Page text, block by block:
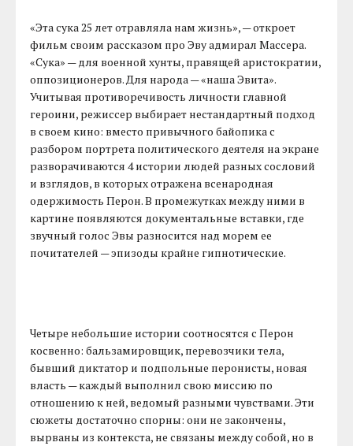
«Эта сука 25 лет отравляла нам жизнь», — откроет
фильм своим рассказом про Эву адмирал Массера.
«Сука» — для военной хунты, правящей аристократии,
оппозиционеров. Для народа — «наша Эвита».
Учитывая противоречивость личности главной
героини, режиссер выбирает нестандартный подход
в своем кино: вместо привычного байопика с
разбором портрета политического деятеля на экране
разворачиваются 4 истории людей разных сословий
и взглядов, в которых отражена всенародная
одержимость Перон. В промежутках между ними в
картине появляются документальные вставки, где
звучный голос Эвы разносится над морем ее
почитателей — эпизоды крайне гипнотические.
Четыре небольшие истории соотносятся с Перон
косвенно: бальзамировщик, перевозчики тела,
бывший диктатор и подпольные перонисты, новая
власть — каждый выполнил свою миссию по
отношению к ней, ведомый разными чувствами. Эти
сюжеты достаточно спорны: они не закончены,
вырваны из контекста, не связаны между собой, но в